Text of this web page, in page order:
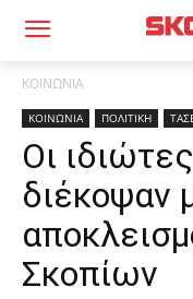
ΚΟΙΝΩΝΙΑ
ΚΟΙΝΩΝΙΑ ΠΟΛΙΤΙΚΗ
Οι
διέκοψαν
Σκοπίων